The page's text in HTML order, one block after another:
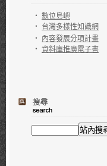
‧ 數位島嶼
‧ 台灣多樣性知識網
‧ 內容發展分項計畫
‧ 資料庫推廣電子書